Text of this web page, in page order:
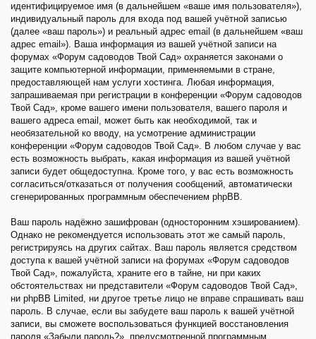
идентифицируемое имя (в дальнейшем «ваше имя пользователя»),
индивидуальный пароль для входа под вашей учётной записью
(далее «ваш пароль») и реальный адрес email (в дальнейшем «ваш
адрес email»). Ваша информация из вашей учётной записи на
форумах «Форум садоводов Твой Сад» охраняется законами о
защите компьютерной информации, применяемыми в стране,
предоставляющей нам услуги хостинга. Любая информация,
запрашиваемая при регистрации в конференции «Форум садоводов
Твой Сад», кроме вашего имени пользователя, вашего пароля и
вашего адреса email, может быть как необходимой, так и
необязательной ко вводу, на усмотрение администрации
конференции «Форум садоводов Твой Сад». В любом случае у вас
есть возможность выбрать, какая информация из вашей учётной
записи будет общедоступна. Кроме того, у вас есть возможность
согласиться/отказаться от получения сообщений, автоматически
сгенерированных программным обеспечением phpBB.
Ваш пароль надёжно зашифрован (односторонним хэшированием).
Однако не рекомендуется использовать этот же самый пароль,
регистрируясь на других сайтах. Ваш пароль является средством
доступа к вашей учётной записи на форумах «Форум садоводов
Твой Сад», пожалуйста, храните его в тайне, ни при каких
обстоятельствах ни представители «Форум садоводов Твой Сад»,
ни phpBB Limited, ни другое третье лицо не вправе спрашивать ваш
пароль. В случае, если вы забудете ваш пароль к вашей учётной
записи, вы сможете воспользоваться функцией восстановления
пароля «Забыли пароль?», предусмотренной программным